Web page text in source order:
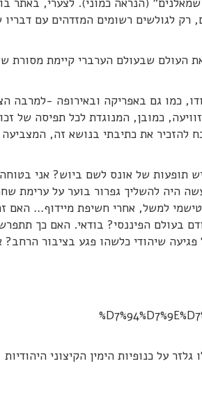
לגולשים רשומים המזדהים עם דבריו
העולם שבעולם הערברי קיימת מסורת
כמו גם באפריקה ובאירופה -למרבה
כמובן, המנוגדת לכל תפיסה של
להזכיר את כתיבתי בנושא זה,
תופעות של אונס לשם ביוש? אני
היה להשליך גפרור בוער על ערימת
למשל, אחרי חשיפת מיידוף… האם
בעולם הפיננסי? בודאי. האם כך
שיהודי כלשהו פגע בציבור הרחב?
על כנופיות הימין הקיצוני היהודיות